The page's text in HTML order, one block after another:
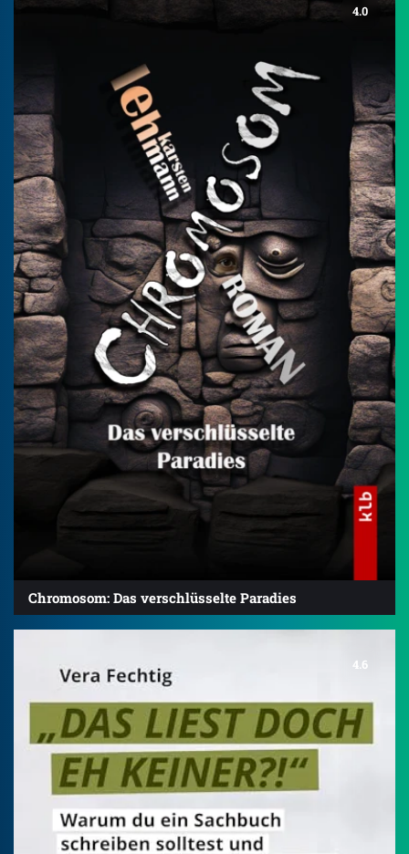
4.0
Chromosom: Das verschlüsselte Paradies
4.6